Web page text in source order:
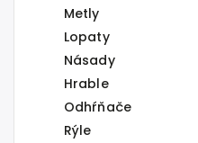
Metly
Lopaty
Násady
Hrable
Odhŕňače
Rýle